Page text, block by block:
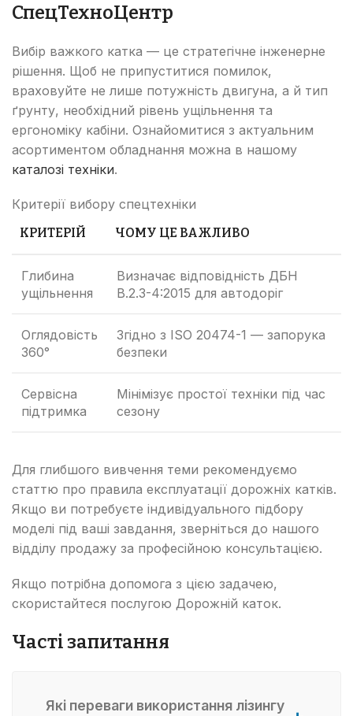
СпецТехноЦентр
Вибір важкого катка — це стратегічне інженерне
рішення. Щоб не припуститися помилок,
враховуйте не лише потужність двигуна, а й тип
ґрунту, необхідний рівень ущільнення та
ергономіку кабіни. Ознайомитися з актуальним
асортиментом обладнання можна в нашому
каталозі техніки.
Критерії вибору спецтехніки
КРИТЕРІЙ ЧОМУ ЦЕ ВАЖЛИВО
Глибина
ущільнення
Визначає відповідність ДБН
В.2.3-4:2015 для автодоріг
Оглядовість
360°
Згідно з ISO 20474-1 — запорука
безпеки
Сервісна
підтримка
Мінімізує простої техніки під час
сезону
Для глибшого вивчення теми рекомендуємо
статтю про правила експлуатації дорожніх катків.
Якщо ви потребуєте індивідуального підбору
моделі під ваші завдання, зверніться до нашого
відділу продажу за професійною консультацією.
Якщо потрібна допомога з цією задачею,
скористайтеся послугою Дорожній каток.
Часті запитання
Які переваги використання лізингу